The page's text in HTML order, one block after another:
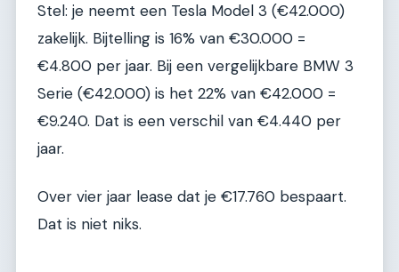
Stel: je neemt een Tesla Model 3 (€42.000)
zakelijk. Bijtelling is 16% van €30.000 =
€4.800 per jaar. Bij een vergelijkbare BMW 3
Serie (€42.000) is het 22% van €42.000 =
€9.240. Dat is een verschil van €4.440 per
jaar.
Over vier jaar lease dat je €17.760 bespaart.
Dat is niet niks.